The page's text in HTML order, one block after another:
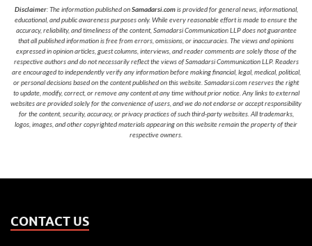
Disclaimer: The information published onSamadarsi.comis provided for general news, informational,
educational, and public awareness purposes only. While every reasonable effort is made to ensure the
accuracy, reliability, and timeliness of the content, Samadarsi Communication LLP does not guarantee
that all published information is free from errors, omissions, or inaccuracies. The views and opinions
expressed in opinion articles, guest columns, interviews, and reader comments are solely those of the
respective authors and do not necessarily reflect the views of Samadarsi Communication LLP. Readers
are encouraged to independently verify any information before making financial, legal, medical, political,
or personal decisions based on the content published on this website. Samadarsi.com reserves the right
to update, modify, correct, or remove any content at any time without prior notice. Any links to external
websites are provided solely for the convenience of users, and we do not endorse or accept responsibility
for the content, security, accuracy, or privacy practices of such third-party websites. All trademarks,
logos, images, and other copyrighted materials appearing on this website remain the property of their
respective owners.
CONTACT US